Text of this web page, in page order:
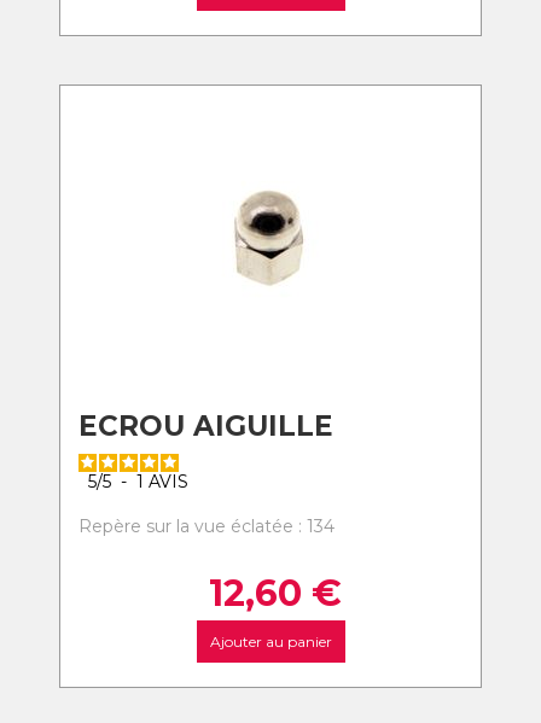
ECROU AIGUILLE
5/5 - 1 AVIS
Repère sur la vue éclatée : 134
12,60 €
Ajouter au panier